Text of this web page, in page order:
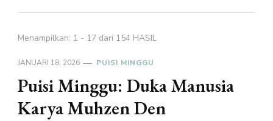
Menampilkan: 1 - 17 dari 154 HASIL
JANUARI 18, 2026 PUISI MINGGU
Puisi Minggu: Duka Manusia
Karya Muhzen Den